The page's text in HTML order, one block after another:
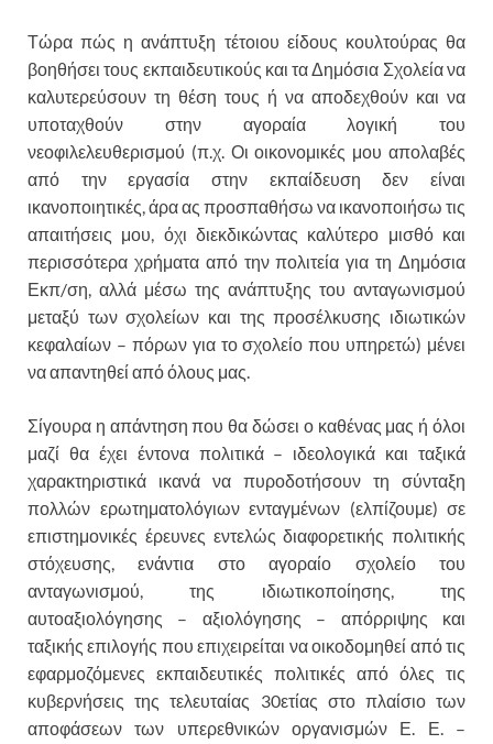
Τώρα πώς η ανάπτυξη τέτοιου είδους κουλτούρας θα
βοηθήσει τους εκπαιδευτικούς και τα Δημόσια Σχολεία να
καλυτερεύσουν τη θέση τους ή να αποδεχθούν και να
υποταχθούν στην αγοραία λογική του
νεοφιλελευθερισμού (π.χ. Οι οικονομικές μου απολαβές
από την εργασία στην εκπαίδευση δεν είναι
ικανοποιητικές, άρα ας προσπαθήσω να ικανοποιήσω τις
απαιτήσεις μου, όχι διεκδικώντας καλύτερο μισθό και
περισσότερα χρήματα από την πολιτεία για τη Δημόσια
Εκπ/ση, αλλά μέσω της ανάπτυξης του ανταγωνισμού
μεταξύ των σχολείων και της προσέλκυσης ιδιωτικών
κεφαλαίων – πόρων για το σχολείο που υπηρετώ) μένει
να απαντηθεί από όλους μας.
Σίγουρα η απάντηση που θα δώσει ο καθένας μας ή όλοι
μαζί θα έχει έντονα πολιτικά – ιδεολογικά και ταξικά
χαρακτηριστικά ικανά να πυροδοτήσουν τη σύνταξη
πολλών ερωτηματολόγιων ενταγμένων (ελπίζουμε) σε
επιστημονικές έρευνες εντελώς διαφορετικής πολιτικής
στόχευσης, ενάντια στο αγοραίο σχολείο του
ανταγωνισμού, της ιδιωτικοποίησης, της
αυτοαξιολόγησης – αξιολόγησης – απόρριψης και
ταξικής επιλογής που επιχειρείται να οικοδομηθεί από τις
εφαρμοζόμενες εκπαιδευτικές πολιτικές από όλες τις
κυβερνήσεις της τελευταίας 30ετίας στο πλαίσιο των
αποφάσεων των υπερεθνικών οργανισμών Ε. Ε. –